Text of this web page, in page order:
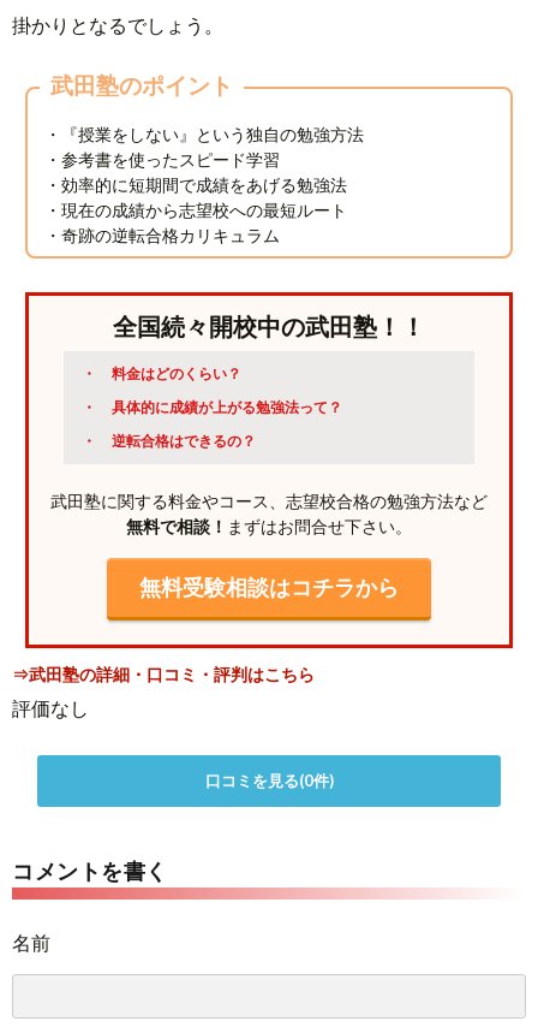
掛かりとなるでしょう。
武田塾のポイント
・『授業をしない』という独自の勉強方法
・参考書を使ったスピード学習
・効率的に短期間で成績をあげる勉強法
・現在の成績から志望校への最短ルート
・奇跡の逆転合格カリキュラム
全国続々開校中の武田塾！！
料金はどのくらい？
具体的に成績が上がる勉強法って？
逆転合格はできるの？
武田塾に関する料金やコース、志望校合格の勉強方法など
無料で相談！ まずはお問合せ下さい。
無料受験相談はコチラから
⇒武田塾の詳細・口コミ・評判はこちら
評価なし
口コミを見る(0件)
コメントを書く
名前